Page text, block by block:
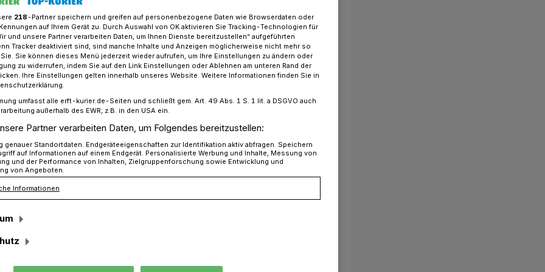
im Rheinischen Revier: Erstes Arbeitstreffen
Erstellung einer Tourismusstrategie
Gestalt an. Jetzt fand das erste
statt, zu dem Wirtschaftsförderer
Steffi Lorbeer Repräsentanten der
218-Partner speichern und greifen auf personenbezogene Daten wie Browserdaten oder
auf Ihrem Gerät zu. Durch Auswahl von OK aktivieren Sie Tracking-Technologien für
und unsere Partner verarbeiten Daten, um Ihnen Dienste bereitzustellen“ aufgeführten
Tracker deaktiviert sind, sind manche Inhalte und Anzeigen möglicherweise nicht mehr so
Sie können dieses Menü jederzeit wieder aufrufen, um Ihre Einstellungen zu ändern oder
zu widerrufen, indem Sie auf den Link Einstellungen oder Ablehnen am unteren Rand der
Ihre Einstellungen gelten innerhalb unseres Website. Weitere Informationen finden Sie in
umfasst alle erft-kurier.de-Seiten und schließt gem. Art. 49 Abs. 1 S. 1 lit. a DSGVO auch
außerhalb des EWR, z.B. in den USA ein.
Partner verarbeiten Daten, um Folgendes bereitzustellen:
genauer Standortdaten. Endgeräteeigenschaften zur Identifikation aktiv abfragen. Speichern
auf Informationen auf einem Endgerät. Personalisierte Werbung und Inhalte, Messung von
und der Performance von Inhalten, Zielgruppenforschung sowie Entwicklung und
von Angeboten.
Informationen